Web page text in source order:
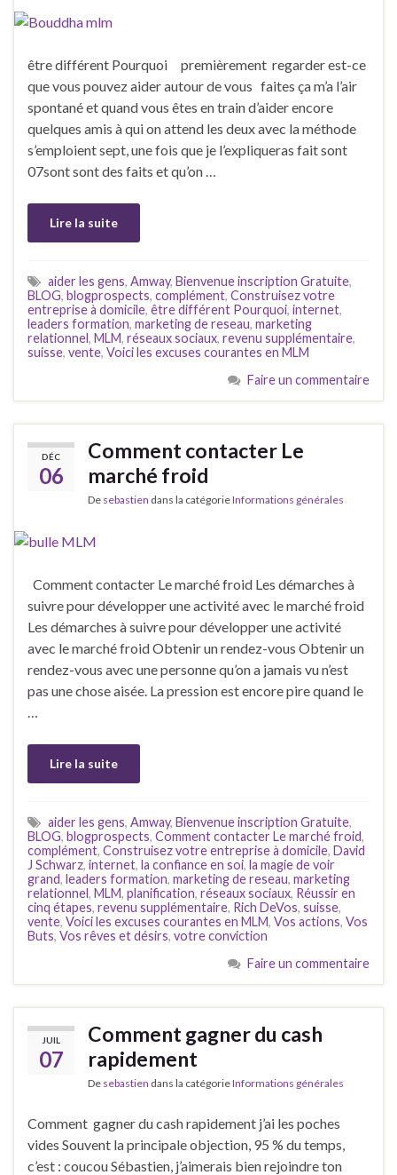
être différent Pourquoi premièrement regarder est-ce
que vous pouvez aider autour de vous faites ça m’a l’air
spontané et quand vous êtes en train d’aider encore
quelques amis à qui on attend les deux avec la méthode
s’emploient sept, une fois que je l’expliqueras fait sont
07sont sont des faits et qu’on …
Lire la suite
aider les gens, Amway, Bienvenue inscription Gratuite,
BLOG, blogprospects, complément, Construisez votre
entreprise à domicile, être différent Pourquoi, internet,
leaders formation, marketing de reseau, marketing
relationnel, MLM, réseaux sociaux, revenu supplémentaire,
suisse, vente, Voici les excuses courantes en MLM
Faire un commentaire
DÉC
06
Comment contacter Le
marché froid
De sebastien dans la catégorieInformations générales
Comment contacter Le marché froid Les démarches à
suivre pour développer une activité avec le marché froid
Les démarches à suivre pour développer une activité
avec le marché froid Obtenir un rendez-vous Obtenir un
rendez-vous avec une personne qu’on a jamais vu n’est
pas une chose aisée. La pression est encore pire quand le
Lire la suite
aider les gens, Amway, Bienvenue inscription Gratuite,
BLOG, blogprospects, Comment contacter Le marché froid,
complément, Construisez votre entreprise à domicile, David
J Schwarz, internet, la confiance en soi, la magie de voir
grand, leaders formation, marketing de reseau, marketing
relationnel, MLM, planification, réseaux sociaux, Réussir en
cinq étapes, revenu supplémentaire, Rich DeVos, suisse,
vente, Voici les excuses courantes en MLM, Vos actions, Vos
Buts, Vos rêves et désirs, votre conviction
Faire un commentaire
JUIL
07
Comment gagner du cash
rapidement
De sebastien dans la catégorieInformations générales
Comment gagner du cash rapidement j’ai les poches
vides Souvent la principale objection, 95 % du temps,
c’est : coucou Sébastien, j’aimerais bien rejoindre ton